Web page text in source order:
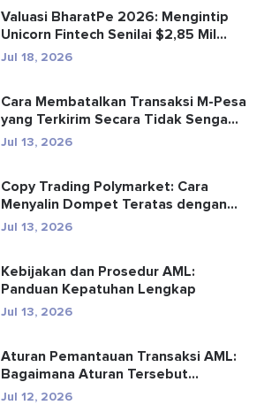
Valuasi BharatPe 2026: Mengintip
Unicorn Fintech Senilai $2,85 Mil...
Jul 18, 2026
Cara Membatalkan Transaksi M-Pesa
yang Terkirim Secara Tidak Senga...
Jul 13, 2026
Copy Trading Polymarket: Cara
Menyalin Dompet Teratas dengan
Aman
Jul 13, 2026
Kebijakan dan Prosedur AML:
Panduan Kepatuhan Lengkap
Jul 13, 2026
Aturan Pemantauan Transaksi AML:
Bagaimana Aturan Tersebut
Mendete...
Jul 12, 2026